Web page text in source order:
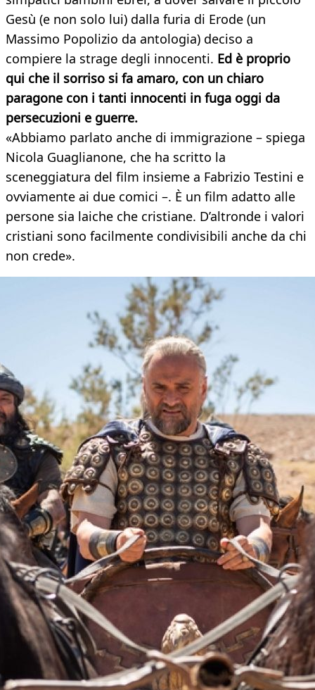
Gesù (e non solo lui) dalla furia di Erode (un
Massimo Popolizio da antologia) deciso a
compiere la strage degli innocenti. Ed è proprio
qui che il sorriso si fa amaro, con un chiaro
paragone con i tanti innocenti in fuga oggi da
persecuzioni e guerre.
«Abbiamo parlato anche di immigrazione – spiega
Nicola Guaglianone, che ha scritto la
sceneggiatura del film insieme a Fabrizio Testini e
ovviamente ai due comici –. È un film adatto alle
persone sia laiche che cristiane. D’altronde i valori
cristiani sono facilmente condivisibili anche da chi
non crede».